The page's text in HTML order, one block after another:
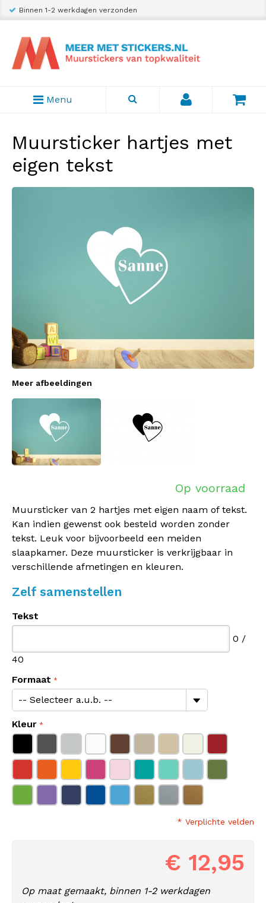
Binnen 1-2 werkdagen verzonden
Menu
Muursticker hartjes met
eigen tekst
Meer afbeeldingen
Op voorraad
Muursticker van 2 hartjes met eigen naam of tekst.
Kan indien gewenst ook besteld worden zonder
tekst. Leuk voor bijvoorbeeld een meiden
slaapkamer. Deze muursticker is verkrijgbaar in
verschillende afmetingen en kleuren.
Zelf samenstellen
Tekst
0 /
40
Formaat
Kleur
* Verplichte velden
€ 12,95
Op maat gemaakt, binnen 1-2 werkdagen